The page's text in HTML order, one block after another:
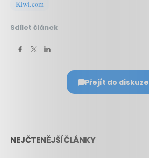
Kiwi.com
Sdílet článek
Přejít do diskuze
NEJČTENĚJŠÍ ČLÁNKY